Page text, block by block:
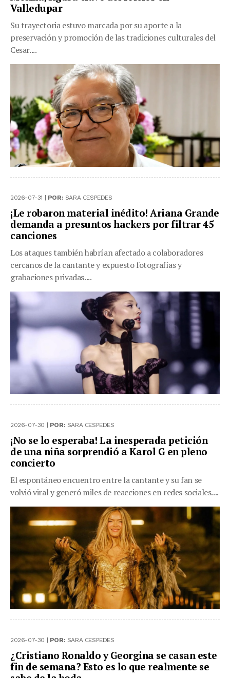
Valledupar
Su trayectoria estuvo marcada por su aporte a la
preservación y promoción de las tradiciones culturales del
Cesar....
2026-07-31 | POR: SARA CESPEDES
¡Le robaron material inédito! Ariana Grande
demanda a presuntos hackers por filtrar 45
canciones
Los ataques también habrían afectado a colaboradores
cercanos de la cantante y expuesto fotografías y
grabaciones privadas....
2026-07-30 | POR: SARA CESPEDES
¡No se lo esperaba! La inesperada petición
de una niña sorprendió a Karol G en pleno
concierto
El espontáneo encuentro entre la cantante y su fan se
volvió viral y generó miles de reacciones en redes sociales....
2026-07-30 | POR: SARA CESPEDES
¿Cristiano Ronaldo y Georgina se casan este
fin de semana? Esto es lo que realmente se